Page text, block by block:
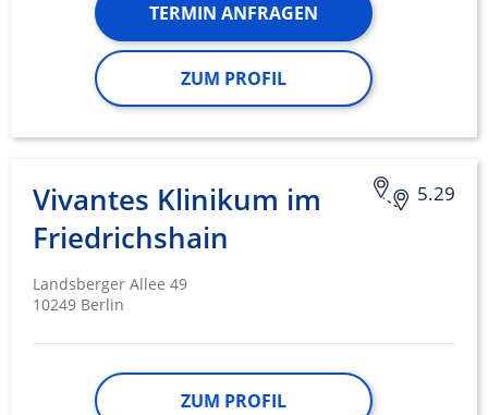
TERMIN ANFRAGEN
ZUM PROFIL
5.29
Vivantes Klinikum im
Friedrichshain
Landsberger Allee 49
10249 Berlin
ZUM PROFIL